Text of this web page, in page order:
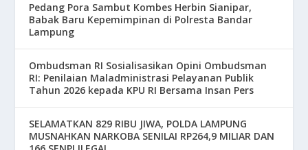
Pedang Pora Sambut Kombes Herbin Sianipar,
Babak Baru Kepemimpinan di Polresta Bandar
Lampung
Ombudsman RI Sosialisasikan Opini Ombudsman
RI: Penilaian Maladministrasi Pelayanan Publik
Tahun 2026 kepada KPU RI Bersama Insan Pers
SELAMATKAN 829 RIBU JIWA, POLDA LAMPUNG
MUSNAHKAN NARKOBA SENILAI RP264,9 MILIAR DAN